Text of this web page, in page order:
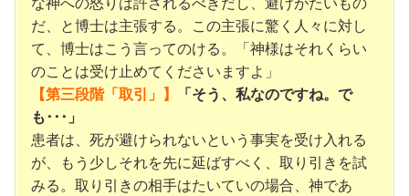
だ、と博士は主張する。この主張に驚く人々に対し
て、博士はこう言ってのける。「神様はそれくらい
のことは受け止めてくださいますよ」
【第三段階「取引」】
「そう、私なのですね。で
も･･･」
患者は、死が避けられないという事実を受け入れる
が、もう少しそれを先に延ばすべく、取り引きを試
みる。取り引きの相手はたいていの場合、神であ